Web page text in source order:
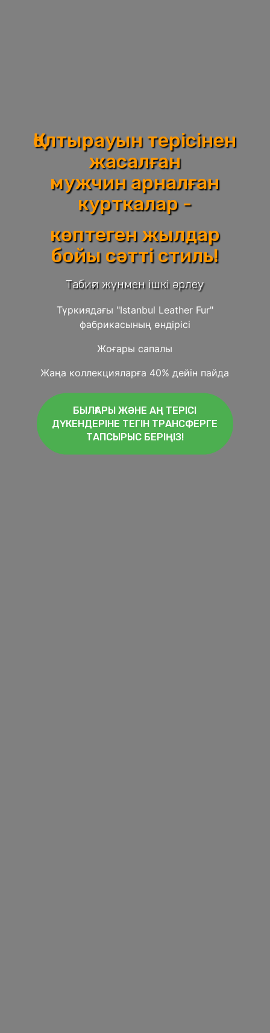
Қолтырауын терісінен
жасалған
мужчин арналған
курткалар -
көптеген жылдар
бойы сәтті стиль!
Табиғи жүнмен ішкі әрлеу
Түркиядағы "Istanbul Leather Fur"
фабрикасының өндірісі
Жоғары сапалы
Жаңа коллекцияларға 40% дейін пайда
БЫЛҒАРЫ ЖӘНЕ АҢ ТЕРІСІ
ДҮКЕНДЕРІНЕ ТЕГІН ТРАНСФЕРГЕ
ТАПСЫРЫС БЕРІҢІЗ!